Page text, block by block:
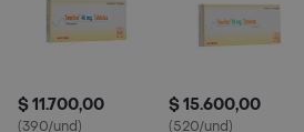
$ 11.700,00
(390/und)
$ 15.600,00
(520/und)